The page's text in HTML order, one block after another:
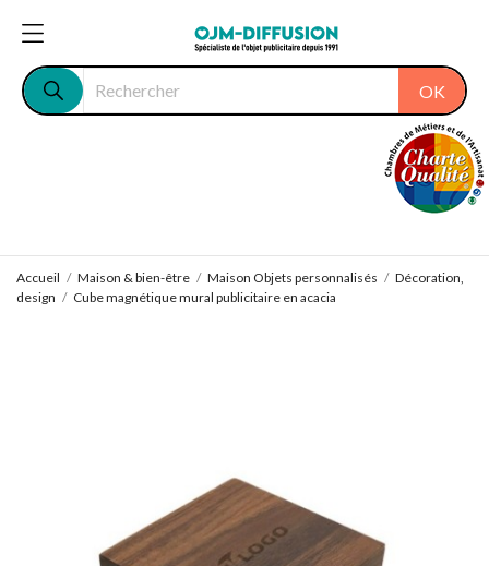
OK
Accueil Maison & bien-être Maison Objets personnalisés
Décoration,
design
Cube magnétique mural publicitaire en acacia